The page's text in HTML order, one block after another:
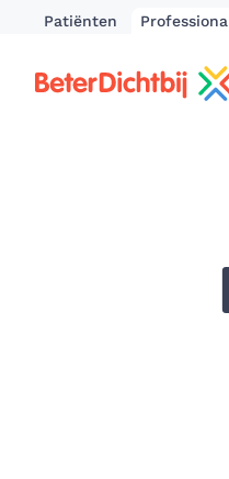
Patiënten